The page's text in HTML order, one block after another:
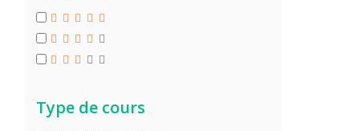
Type de cours